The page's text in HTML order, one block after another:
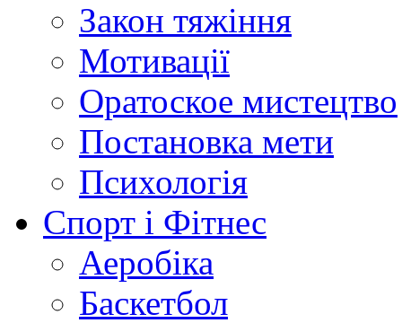
Закон тяжіння
Мотивації
Оратоское мистецтво
Постановка мети
Психологія
Спорт і Фітнес
Аеробіка
Баскетбол